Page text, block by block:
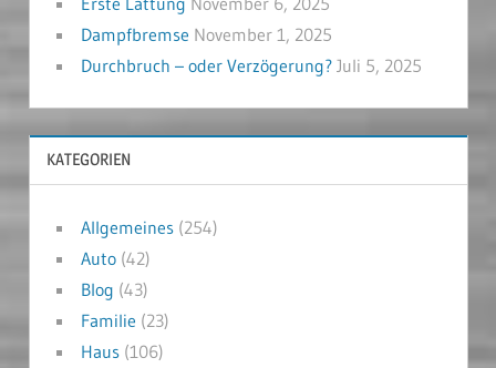
Dampfbremse November 1, 2025
Durchbruch – oder Verzögerung? Juli 5, 2025
KATEGORIEN
Allgemeines(254)
Auto(42)
Blog (43)
Familie (23)
Haus(106)